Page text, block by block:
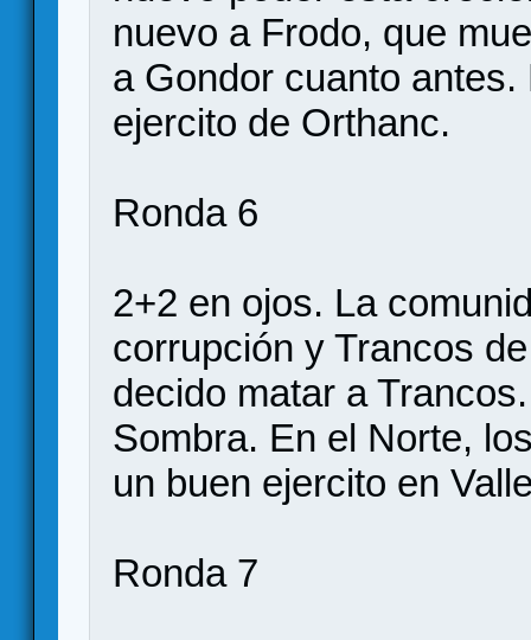
nuevo a Frodo, que
a Gondor cuanto
ejercito de Orthanc.
Ronda 6
2+2 en ojos. La
corrupción y Trancos
decido matar a
Sombra. En el Norte,
un buen ejercito en
Ronda 7